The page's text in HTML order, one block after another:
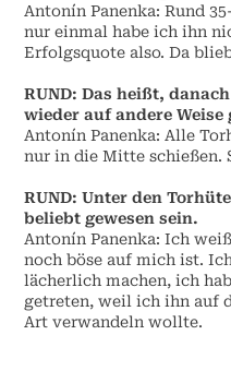
Antonín Panenka: Rund
nur einmal habe ich ihn
Erfolgsquote also. Da
RUND: Das heißt,
wieder auf andere Weise
Antonín Panenka: Alle
nur in die Mitte schießen.
RUND: Unter den
beliebt gewesen sein.
Antonín Panenka: Ich
noch böse auf mich ist.
lächerlich machen, ich
getreten, weil ich ihn auf
Art verwandeln wollte.